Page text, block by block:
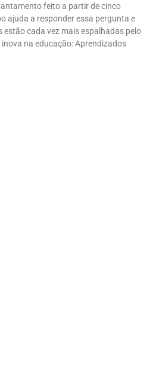
feito a partir de cinco
ajuda a responder essa pergunta e
cada vez mais espalhadas pelo
inova na educação: Aprendizados